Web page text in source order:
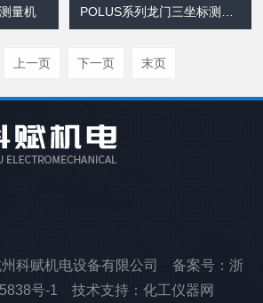
量机
上一页 下一页 末页
科赋机电设备有限公司 备案号： 浙
号-1 技术支持：化工仪器网